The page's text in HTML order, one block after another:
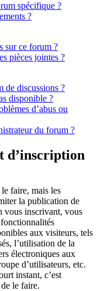
spécifique ?
?
sur ce forum ?
pièces jointes ?
de discussions ?
disponible ?
d’abus ou
du forum ?
d’inscription
faire, mais les
la publication de
vous inscrivant, vous
aux visiteurs, tels
l’utilisation de la
électroniques aux
d’utilisateurs, etc.
instant, c’est
le faire.